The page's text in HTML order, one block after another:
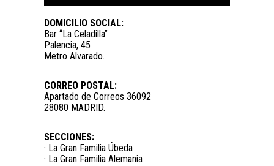
DOMICILIO SOCIAL:
Bar “La Celadilla”
Palencia, 45
Metro Alvarado.
CORREO POSTAL:
Apartado de Correos 36092
28080 MADRID.
SECCIONES:
· La Gran Familia Úbeda
· La Gran Familia Alemania